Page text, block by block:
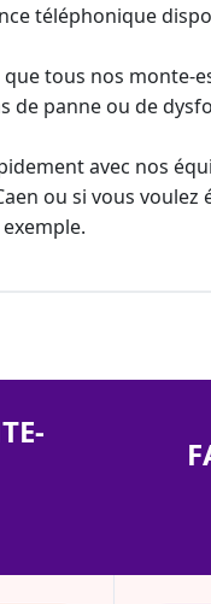
téléphonique
que tous nos monte-
de panne ou de
avec nos
ou si vous